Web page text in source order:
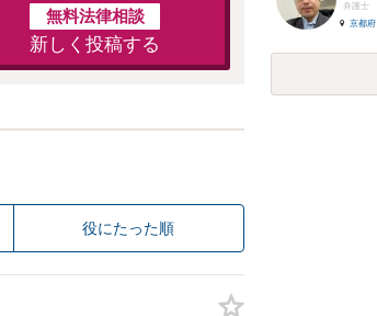
無料法律相談
新しく投稿する
役にたった順
弁護士
京都府